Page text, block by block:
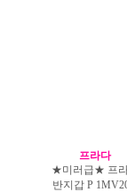
프라다
★미러급★ 프
반지갑 P